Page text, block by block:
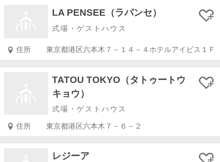
LA PENSEE（ラパンセ）
式場・ゲストハウス
住所 東京都港区六本木７－１４－４ホテルアイビス１Ｆ
TATOU TOKYO（タトゥートウ
キョウ）
式場・ゲストハウス
住所 東京都港区六本木７－６－２
レジーア